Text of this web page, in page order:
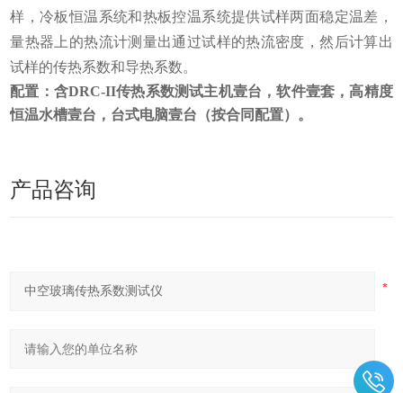
样，冷板恒温系统和热板控温系统提供试样两面稳定温差，
量热器上的热流计测量出通过试样的热流密度，然后计算出
试样的传热系数和导热系数。
配置：含DRC-II传热系数测试主机壹台，软件壹套，高精度
恒温水槽壹台， 台式电脑壹台（按合同配置） 。
产品咨询